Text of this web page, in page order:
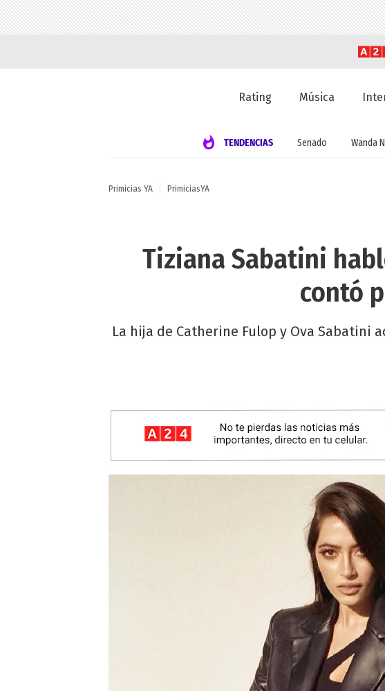
Rating Música
TENDENCIAS Senado Wanda
Primicias YA PrimiciasYA
Tiziana Sabatini
contó
La hija de Catherine Fulop y Ova Sabatini